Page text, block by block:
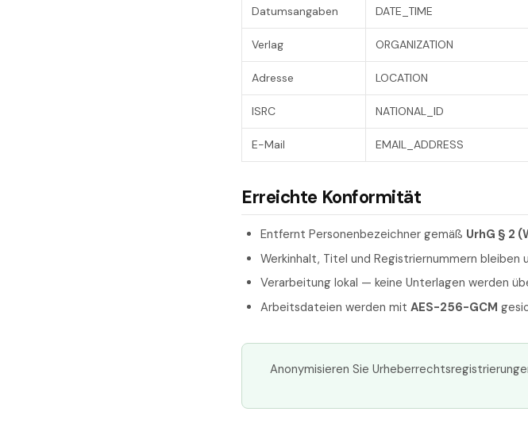
Datumsangaben DATE_TIME
Verlag ORGANIZATION
Adresse LOCATION
ISRC NATIONAL_ID
E-Mail EMAIL_ADDRESS
Erreichte Konformität
Entfernt Personenbezeichner gemäß UrhG § 2
Werkinhalt, Titel und Registriernummern bleiben
Verarbeitung lokal — keine Unterlagen werden
Arbeitsdateien werden mit AES-256-GCM
Anonymisieren Sie